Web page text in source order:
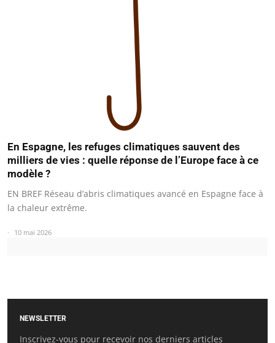
En Espagne, les refuges climatiques sauvent des
milliers de vies : quelle réponse de l’Europe face à ce
modèle ?
EN BREF Réseau d’abris climatiques avancé en Espagne face à
la chaleur extrême.
10 mai 2026
NEWSLETTER
Inscrivez-vous pour recevoir nos derniers articles